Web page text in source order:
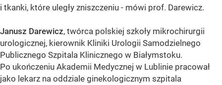
i tkanki, które uległy zniszczeniu - mówi prof. Darewicz.
Janusz Darewicz, twórca polskiej szkoły mikrochirurgii
urologicznej, kierownik Kliniki Urologii Samodzielnego
Publicznego Szpitala Klinicznego w Białymstoku.
Po ukończeniu Akademii Medycznej w Lublinie pracował
jako lekarz na oddziale ginekologicznym szpitala